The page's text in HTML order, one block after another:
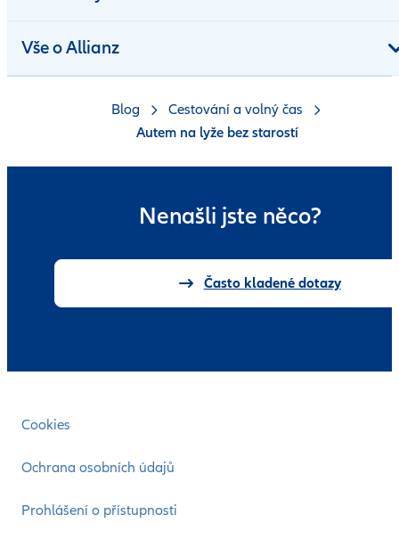
Vše o Allianz
Nenašli jste něco?
Často kladené dotazy
Cookies
Ochrana osobních údajů
Prohlášení o přístupnosti
Blog
Cestování a volný čas
Autem na lyže bez starostí